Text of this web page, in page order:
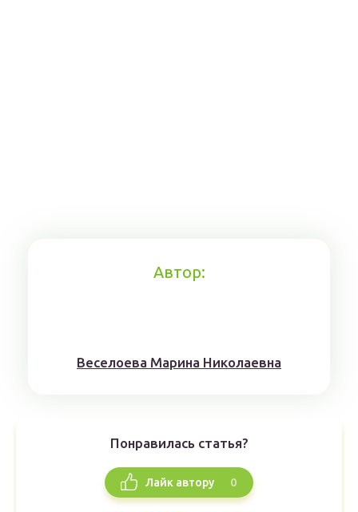
Автор:
Веселоева Марина Николаевна
Понравилась статья?
Лайк автору 0